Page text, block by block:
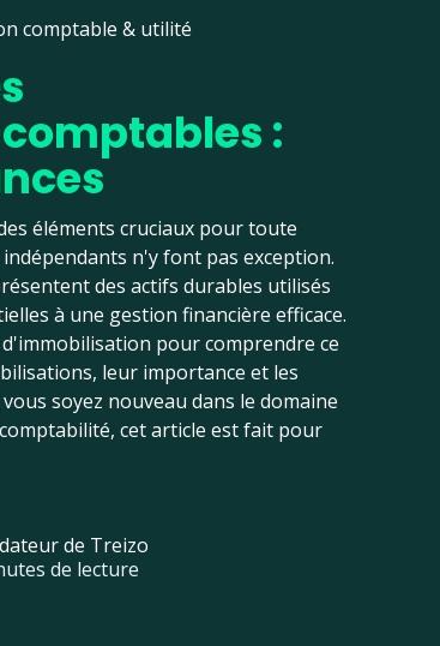
comptable & utilité
:
éléments cruciaux pour toute
n'y font pas exception.
des actifs durables utilisés
à une gestion financière efficace.
pour comprendre ce
leur importance et les
soyez nouveau dans le domaine
cet article est fait pour
de Treizo
de lecture